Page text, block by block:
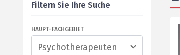
Filtern Sie Ihre Suche
HAUPT-FACHGEBIET